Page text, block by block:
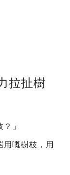
拉扯樹
」
用嘅樹枝，用